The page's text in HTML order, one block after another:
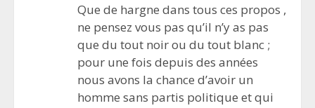
Que de hargne dans tous ces propos ,
ne pensez vous pas qu’il n’y as pas
que du tout noir ou du tout blanc ;
pour une fois depuis des années
nous avons la chance d’avoir un
homme sans partis politique et qui